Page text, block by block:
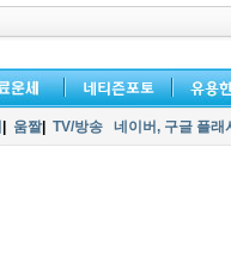
움짤| TV/방송 네이버, 구글 플